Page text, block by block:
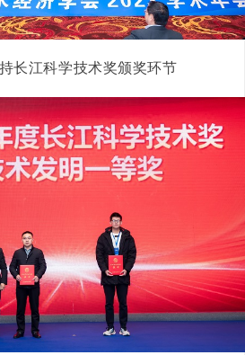
长江科学技术奖颁奖环节